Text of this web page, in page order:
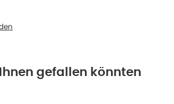
gefallen könnten